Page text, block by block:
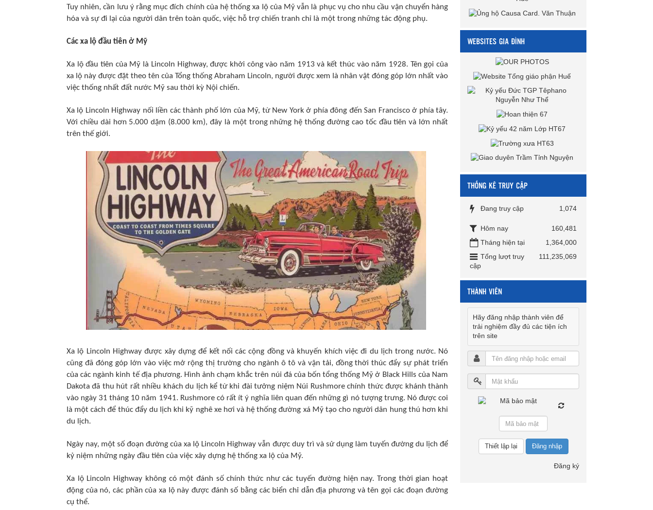
Tuy nhiên, cần lưu ý rằng mục đích chính của hệ thống xa lộ của Mỹ vẫn là phục vụ cho nhu cầu vận chuyển hàng
hóa và sự đi lại của người dân trên toàn quốc, việc hỗ trợ chiến tranh chỉ là một trong những tác động phụ.
Các xa lộ đầu tiên ở Mỹ
Xa lộ đầu tiên của Mỹ là Lincoln Highway, được khởi công vào năm 1913 và kết thúc vào năm 1928. Tên gọi của
xa lộ này được đặt theo tên của Tổng thống Abraham Lincoln, người được xem là nhân vật đóng góp lớn nhất vào
việc thống nhất đất nước Mỹ sau thời kỳ Nội chiến.
Xa lộ Lincoln Highway nối liền các thành phố lớn của Mỹ, từ New York ở phía đông đến San Francisco ở phía tây.
Với chiều dài hơn 5.000 dặm (8.000 km), đây là một trong những hệ thống đường cao tốc đầu tiên và lớn nhất
trên thế giới.
Xa lộ Lincoln Highway được xây dựng để kết nối các cộng đồng và khuyến khích việc đi du lịch trong nước. Nó
cũng đã đóng góp lớn vào việc mở rộng thị trường cho ngành ô tô và vận tải, đồng thời thúc đẩy sự phát triển
của các ngành kinh tế địa phương. Hình ảnh chạm khắc trên núi đá của bốn tổng thống Mỹ ở Black Hills của Nam
Dakota đã thu hút rất nhiều khách du lịch kể từ khi đài tưởng niệm Núi Rushmore chính thức được khánh thành
vào ngày 31 tháng 10 năm 1941. Rushmore có rất ít ý nghĩa liên quan đến những gì nó tượng trưng. Nó được coi
là một cách để thúc đẩy du lịch khi kỹ nghê xe hơi và hệ thống đường xá Mỹ tạo cho người dân hung thú hơn khi
du lịch.
Ngày nay, một số đoạn đường của xa lộ Lincoln Highway vẫn được duy trì và sử dụng làm tuyến đường du lịch để
kỷ niệm những ngày đầu tiên của việc xây dựng hệ thống xa lộ của Mỹ.
Xa lộ Lincoln Highway không có một đánh số chính thức như các tuyến đường hiện nay. Trong thời gian hoạt
động của nó, các phần của xa lộ này được đánh số bằng các biển chỉ dẫn địa phương và tên gọi các đoạn đường
cụ thể.
WEBSITES GIA ĐÌNH
THỐNG KÊ TRUY CẬP
Đang truy cập 1,074
Hôm nay
160,481
Tháng hiện tại
1,364,000
Tổng lượt truy
cập
111,235,069
THÀNH VIÊN
Hãy đăng nhập thành viên để
trải nghiệm đầy đủ các tiện ích
trên site
Đăng nhập
Đăng ký